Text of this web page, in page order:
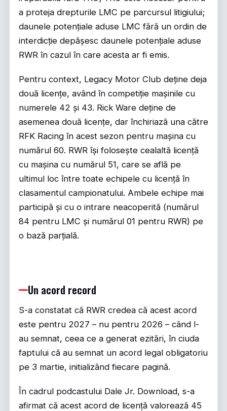
a proteja drepturile LMC pe parcursul litigiului;
daunele potențiale aduse LMC fără un ordin de
interdicție depășesc daunele potențiale aduse
RWR în cazul în care acesta ar fi emis.
Pentru context, Legacy Motor Club deține deja
două licențe, având în competiție mașinile cu
numerele 42 și 43. Rick Ware deține de
asemenea două licențe, dar închiriază una către
RFK Racing în acest sezon pentru mașina cu
numărul 60. RWR își folosește cealaltă licență
cu mașina cu numărul 51, care se află pe
ultimul loc între toate echipele cu licență în
clasamentul campionatului. Ambele echipe mai
participă și cu o intrare neacoperită (numărul
84 pentru LMC și numărul 01 pentru RWR) pe
o bază parțială.
Un acord record
S-a constatat că RWR credea că acest acord
este pentru 2027 – nu pentru 2026 – când l-
au semnat, ceea ce a generat ezitări, în ciuda
faptului că au semnat un acord legal obligatoriu
pe 3 martie, initializând fiecare pagină.
În cadrul podcastului Dale Jr. Download, s-a
afirmat că acest acord de licență valorează 45